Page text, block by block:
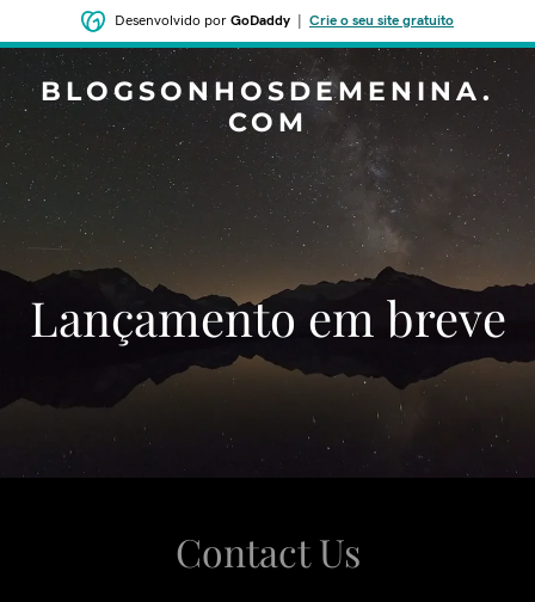
Desenvolvido por GoDaddy Crie o seu site gratuito
BLOGSONHOSDEMENINA.
COM
‌‌Lançamento em breve
Contact Us